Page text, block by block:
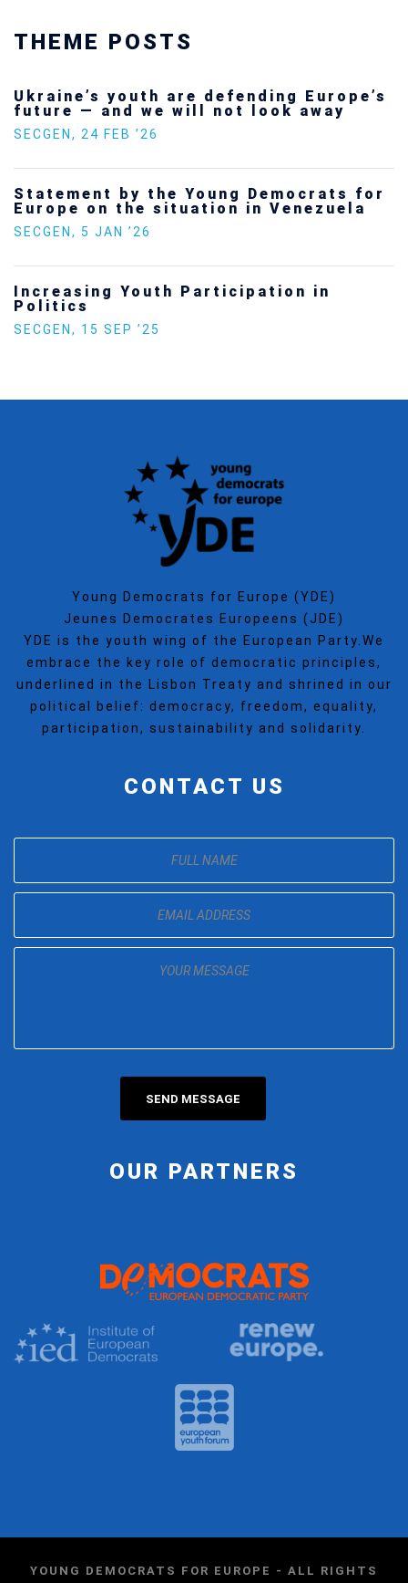
THEME POSTS
Ukraine’s youth are defending Europe’s
future — and we will not look away
SECGEN , 24 FEB ’26
Statement by the Young Democrats for
Europe on the situation in Venezuela
SECGEN , 5 JAN ’26
Increasing Youth Participation in
Politics
SECGEN , 15 SEP ’25
Young Democrats for Europe (YDE)
Jeunes Democrates Europeens (JDE)
YDE is the youth wing of the European Party.We
embrace the key role of democratic principles,
underlined in the Lisbon Treaty and shrined in our
political belief: democracy, freedom, equality,
participation, sustainability and solidarity.
CONTACT US
OUR PARTNERS
YOUNG DEMOCRATS FOR EUROPE - ALL RIGHTS